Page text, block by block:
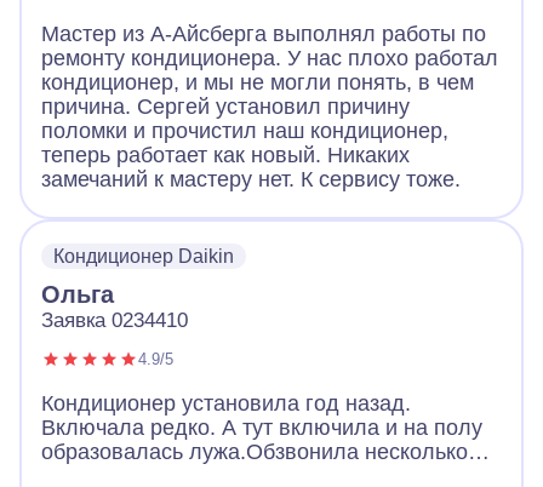
Мастер из А-Айсберга выполнял работы по
ремонту кондиционера. У нас плохо работал
кондиционер, и мы не могли понять, в чем
причина. Сергей установил причину
поломки и прочистил наш кондиционер,
теперь работает как новый. Никаких
замечаний к мастеру нет. К сервису тоже.
Кондиционер Daikin
Ольга
Заявка 0234410
4.9/5
Кондиционер установила год назад.
Включала редко. А тут включила и на полу
образовалась лужа.Обзвонила несколько